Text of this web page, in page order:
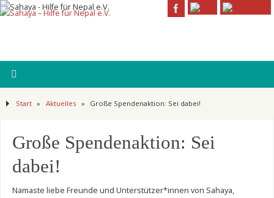
Start » Aktuelles » Große Spendenaktion: Sei dabei!
Große Spendenaktion: Sei
dabei!
Namaste liebe Freunde und Unterstützer*innen von Sahaya,